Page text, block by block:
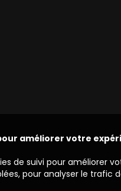
améliorer votre
de suivi pour améliorer
pour analyser le